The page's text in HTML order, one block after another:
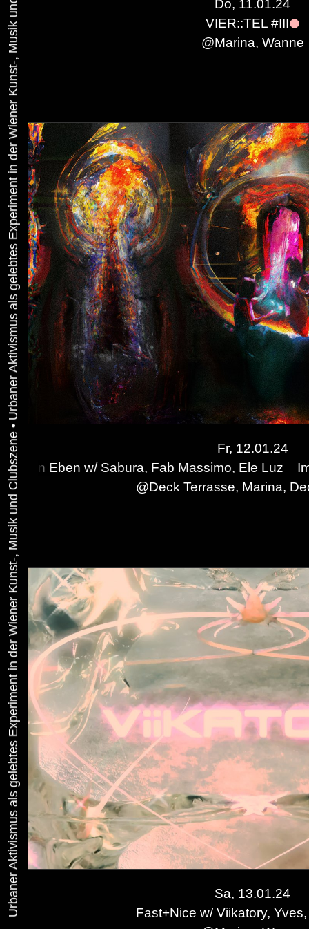
Urbaner Aktivismus als gelebtes Experiment in der Wiener Kunst-, Musik und Clubszene
•
Urbaner Aktivismus als gelebtes Experiment in der Wiener Kunst-, Musik und Clubszene
Do, 11.01.24
VIER::TEL #III
@Marina, Wanne
Fr, 12.01.24
Fab Massimo, Ele Luz
Im Freudentaumel x
@Deck Terrasse, Marina,
Sa, 13.01.24
Fast+Nice w/ Viikatory,